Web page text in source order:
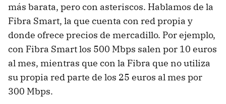
más barata, pero con asteriscos. Hablamos de la
Fibra Smart, la que cuenta con red propia y
donde ofrece precios de mercadillo. Por ejemplo,
con Fibra Smart los 500 Mbps salen por 10 euros
al mes, mientras que con la Fibra que no utiliza
su propia red parte de los 25 euros al mes por
300 Mbps.